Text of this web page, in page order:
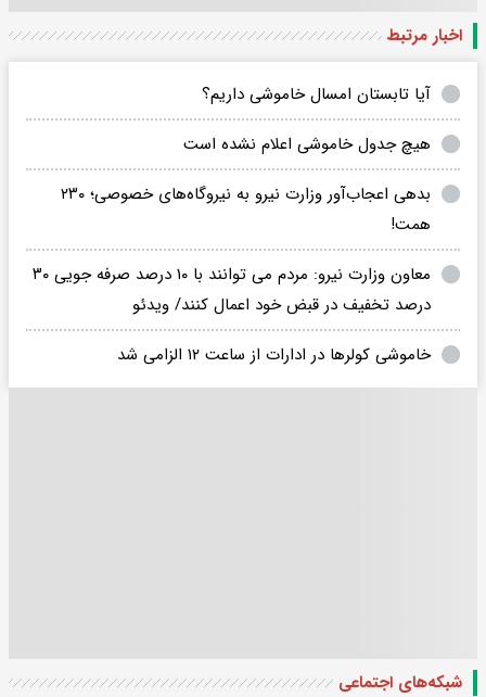
اخبار مرتبط
آیا تابستان امسال خاموشی داریم؟
هیچ جدول خاموشی اعلام نشده است
بدهی اعجاب‌آور وزارت نیرو به نیروگاه‌های خصوصی؛ ۲۳۰
همت!
معاون وزارت نیرو: مردم می توانند با ۱۰ درصد صرفه جویی ۳۰
درصد تخفیف در‌ قبض خود اعمال کنند/ ویدئو
خاموشی کولر‌ها در ادارات از ساعت ۱۲ الزامی شد
شبکه‌های اجتماعی